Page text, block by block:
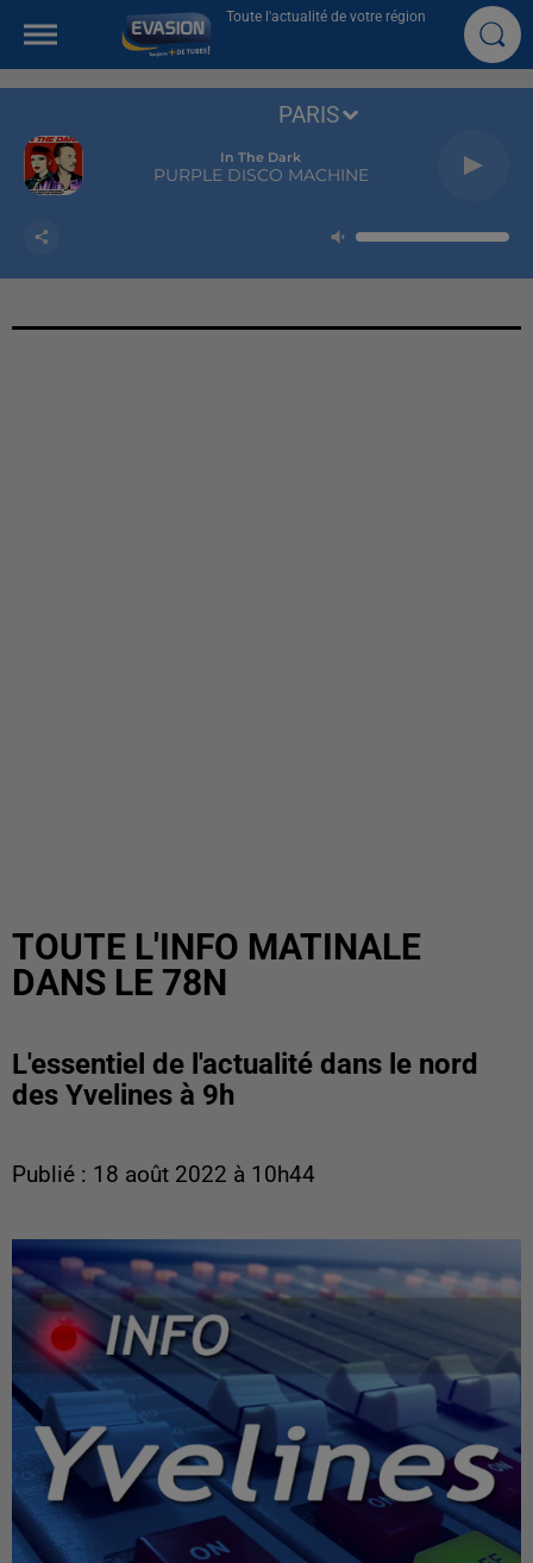
Toute l'actualité de votre région
In The Dark
PURPLE DISCO MACHINE
PARIS
TOUTE L'INFO MATINALE
DANS LE 78N
L'essentiel de l'actualité dans le nord
des Yvelines à 9h
Publié : 18 août 2022 à 10h44